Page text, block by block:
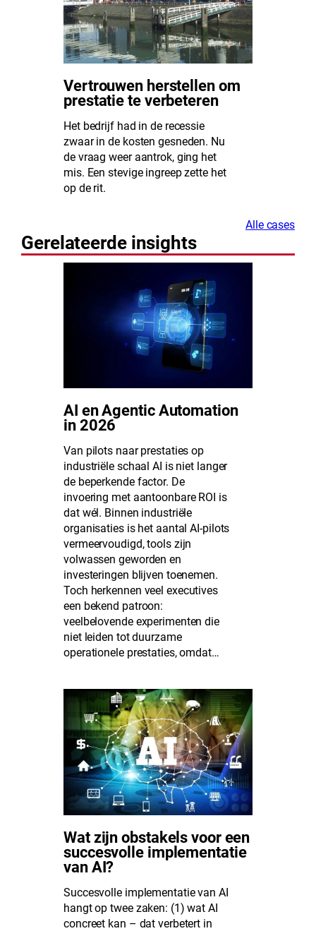
Vertrouwen herstellen om
prestatie te verbeteren
Het bedrijf had in de recessie
zwaar in de kosten gesneden. Nu
de vraag weer aantrok, ging het
mis. Een stevige ingreep zette het
op de rit.
Alle cases
Gerelateerde insights
AI en Agentic Automation
in 2026
Van pilots naar prestaties op
industriële schaal AI is niet langer
de beperkende factor. De
invoering met aantoonbare ROI is
dat wél. Binnen industriële
organisaties is het aantal AI-pilots
vermeervoudigd, tools zijn
volwassen geworden en
investeringen blijven toenemen.
Toch herkennen veel executives
een bekend patroon:
veelbelovende experimenten die
niet leiden tot duurzame
operationele prestaties, omdat…
Wat zijn obstakels voor een
succesvolle implementatie
van AI?
Succesvolle implementatie van AI
hangt op twee zaken: (1) wat AI
concreet kan – dat verbetert in